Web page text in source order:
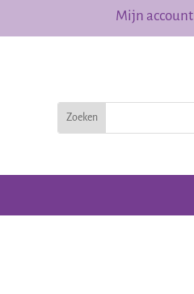
Mijn account